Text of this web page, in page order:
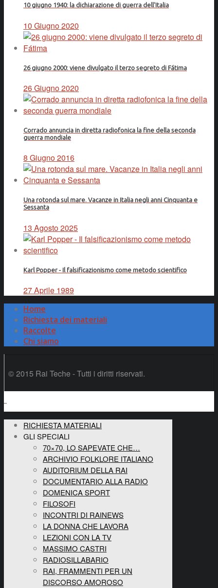
10 giugno 1940: la dichiarazione di guerra dell'Italia
10 Giugno 2020
26 giugno 2000: viene divulgato il terzo segreto di Fátima
26 Giugno 2020
Corrado annuncia in diretta radiofonica la fine della seconda
guerra mondiale
8 Giugno 2016
Una rotonda sul mare. Vacanze in Italia negli anni Cinquanta e
Sessanta
13 Agosto 2025
Karl Popper - Il falsificazionismo come metodo scientifico
27 Aprile 1989
Home
Richiesta dei materiali
Raccolte
Chi siamo
© 2015 Rai Teche - Tutti i diritti riservati.
RICHIESTA MATERIALI
GLI SPECIALI
70×70, LO SAPEVATE CHE…
ARCHIVIO FOLKLORE ITALIANO
AUDITORIUM DELLA RAI
DOCUMENTARIO ALLA RADIO
DOMENICA SPORT
FILOSOFI
INCONTRI DI RAINEWS
LA DONNA CHE LAVORA
LEZIONI CON LA TV
MASSIMO CASTRI
RADIOSILLABARIO
RAI, FRAMMENTI PER UN
DISCORSO AMOROSO